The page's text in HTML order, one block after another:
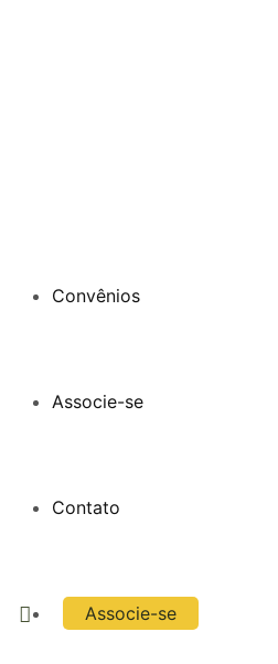
Convênios
Associe-se
Contato
Associe-se